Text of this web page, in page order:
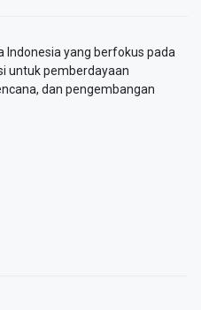
Indonesia yang berfokus pada
untuk pemberdayaan
dan pengembangan